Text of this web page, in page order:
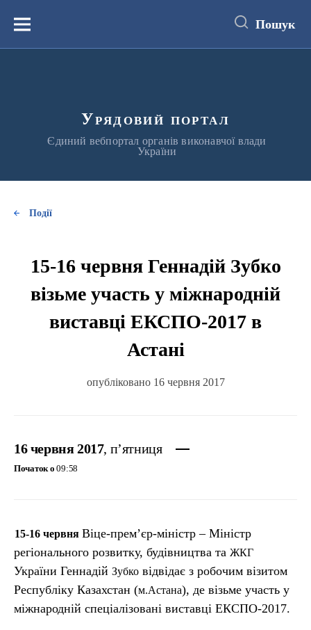
вмістуМеню Пошук
Урядовий портал
Єдиний вебпортал органів виконавчої влади
України
Події
15-16 червня Геннадій Зубко
візьме участь у міжнародній
виставці ЕКСПО-2017 в
Астані
опубліковано 16 червня 2017
16 червня 2017, п’ятниця
Початок о 09:58
15-16 червня Віце-прем’єр-міністр – Міністр
регіонального розвитку, будівництва та ЖКГ
України Геннадій Зубко відвідає з робочим візитом
Республіку Казахстан (м.Астана), де візьме участь у
міжнародній спеціалізовані виставці ЕКСПО-2017.